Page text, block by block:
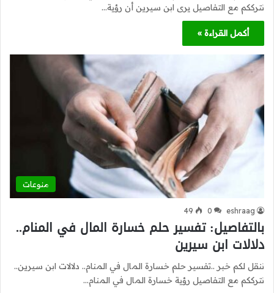
نترككم مع التفاصيل يرى ابن سيرين أن رؤية…
أكمل القراءة »
منوعات
eshraag
0
49
بالتفاصيل: تفسير حلم خسارة المال في المنام..
دلالات ابن سيرين
ننقل لكم خبر ..تفسير حلم خسارة المال في المنام.. دلالات ابن سيرين..
نترككم مع التفاصيل رؤية خسارة المال في المنام…